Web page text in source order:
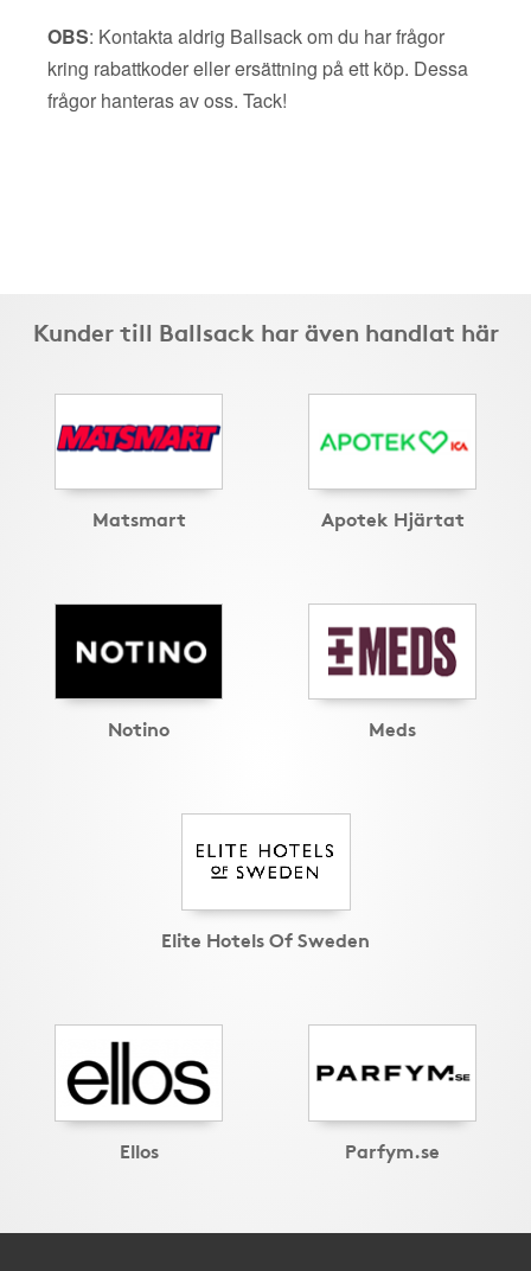
OBS: Kontakta aldrig Ballsack om du har frågor
kring rabattkoder eller ersättning på ett köp. Dessa
frågor hanteras av oss. Tack!
Kunder till Ballsack har även handlat här
Matsmart Apotek Hjärtat
Notino Meds
Elite Hotels Of Sweden
Ellos Parfym.se